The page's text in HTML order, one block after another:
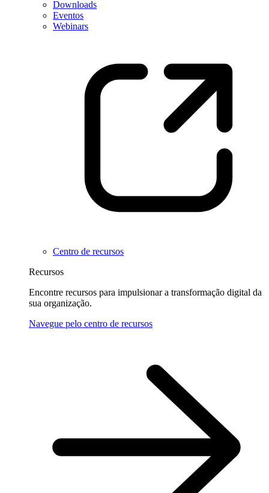
Downloads
Eventos
Webinars
Centro de recursos
Recursos
Encontre recursos para impulsionar a transformação digital da
sua organização.
Navegue pelo centro de recursos